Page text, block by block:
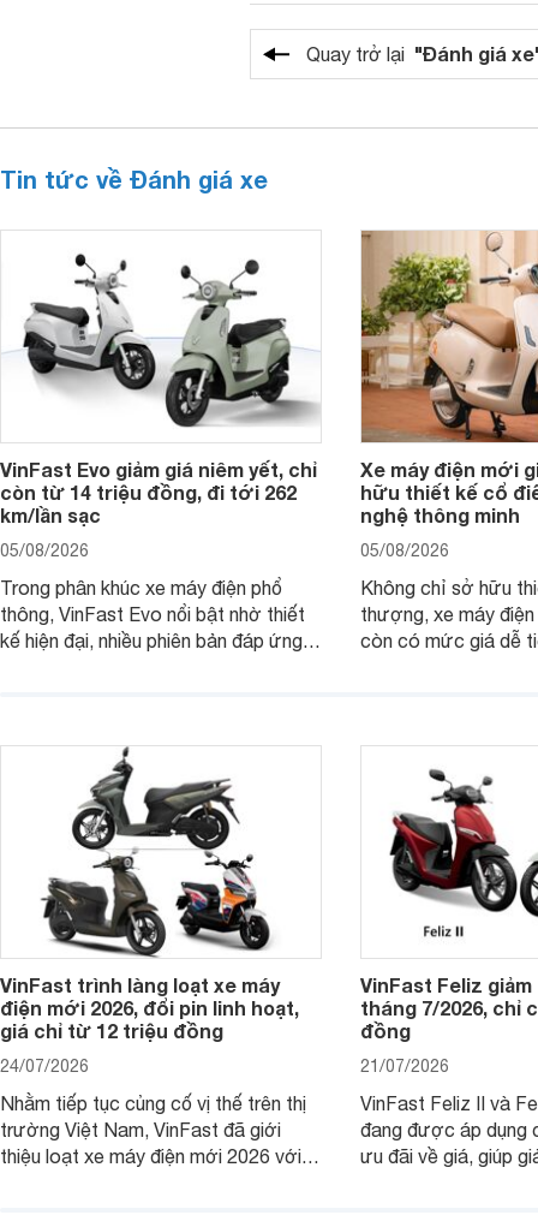
Quay trở lại "Đánh giá
Tin tức về Đánh giá xe
VinFast Evo giảm giá niêm yết, chỉ
còn từ 14 triệu đồng, đi tới 262
km/lần sạc
05/08/2026
Trong phân khúc xe máy điện phổ
thông, VinFast Evo nổi bật nhờ thiết
kế hiện đại, nhiều phiên bản đáp ứng
nhắc hơn với khách hàng đang tìm
kiếm xe điện đi lại hằng ngày.
Xe máy điện mới
hữu thiết kế cổ
nghệ thông minh
05/08/2026
Không chỉ sở hữu
thượng, xe máy
còn có mức giá dễ
biệt phù hợp với
từ đủ 16 tuổi trở lên.
VinFast trình làng loạt xe máy
điện mới 2026, đổi pin linh hoạt,
giá chỉ từ 12 triệu đồng
24/07/2026
Nhằm tiếp tục củng cố vị thế trên thị
trường Việt Nam, VinFast đã giới
thiệu loạt xe máy điện mới 2026 với
VinFast Feliz giảm
tháng 7/2026, chỉ
đồng
21/07/2026
VinFast Feliz II và
đang được áp dụng
ưu đãi về giá, giúp